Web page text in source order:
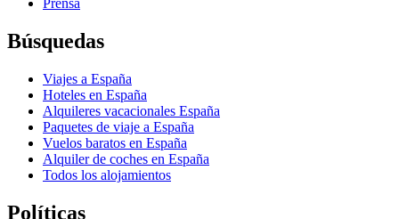
Prensa
Búsquedas
Viajes a España
Hoteles en España
Alquileres vacacionales España
Paquetes de viaje a España
Vuelos baratos en España
Alquiler de coches en España
Todos los alojamientos
Políticas